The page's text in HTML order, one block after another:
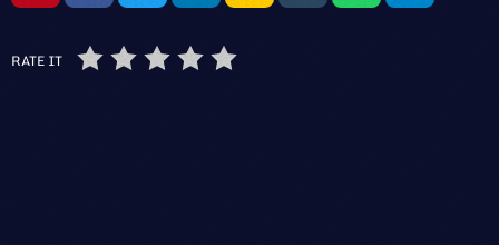
RATE IT